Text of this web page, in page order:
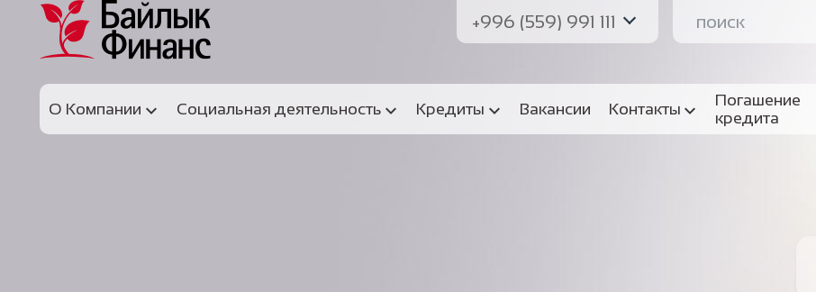
+996 (559) 991 111
О Компании Социальная деятельность Кредиты Вакансии Контакты
Погашение
кредита